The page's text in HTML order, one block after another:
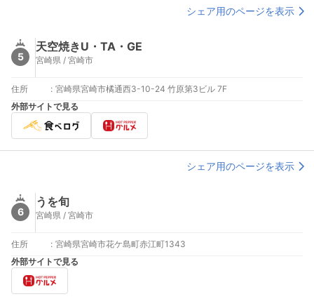
シェア用のページを表示
5
天空焼きU・TA・GE
宮崎県 / 宮崎市
住所 : 宮崎県宮崎市橘通西3-10-24 竹原第3ビル 7F
外部サイトで見る
シェア用のページを表示
6
うを旬
宮崎県 / 宮崎市
住所 : 宮崎県宮崎市花ケ島町赤江町1343
外部サイトで見る